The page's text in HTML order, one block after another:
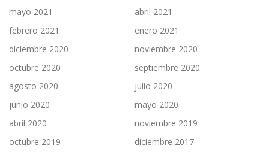
mayo 2021
abril 2021
febrero 2021
enero 2021
diciembre 2020
noviembre 2020
octubre 2020
septiembre 2020
agosto 2020
julio 2020
junio 2020
mayo 2020
abril 2020
noviembre 2019
octubre 2019
diciembre 2017